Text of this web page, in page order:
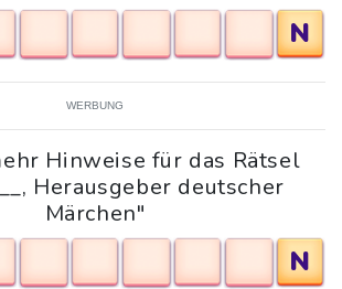
N
WERBUNG
Hinweise für das Rätsel
Herausgeber deutscher
Märchen"
N